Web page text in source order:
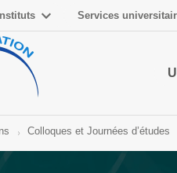
Instituts Services
Colloques et Journées d’études